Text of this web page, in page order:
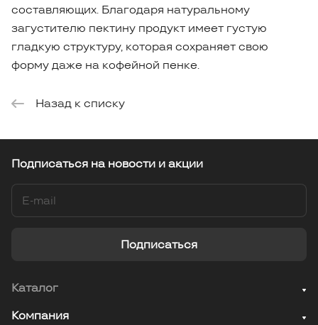
составляющих. Благодаря натуральному
загустителю пектину продукт имеет густую
гладкую структуру, которая сохраняет свою
форму даже на кофейной пенке.
Назад к списку
Подписаться на новости и акции
Подписаться
Каталог
Компания